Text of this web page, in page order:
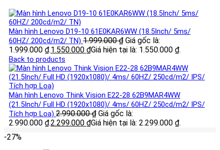
Màn hình Lenovo D19-10 61E0KAR6WW (18.5Inch/ 5ms/
60HZ/ 200cd/m2/ TN) 1.999.000₫ Giá gốc là:
1.999.000 ₫.1.550.000 ₫Giá hiện tại là: 1.550.000 ₫.
Back to products
Màn hình Lenovo Think Vision E22-28 62B9MAR4WW
(21.5Inch/ Full HD (1920x1080)/ 4ms/ 60HZ/ 250cd/m2/ IPS/
Tích hợp Loa) 2.990.000₫ Giá gốc là:
2.990.000 ₫.2.299.000 ₫Giá hiện tại là: 2.299.000 ₫.
-27%